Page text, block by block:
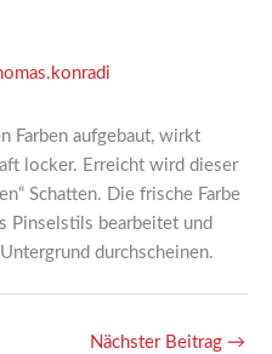
Farben aufgebaut, wirkt
locker. Erreicht wird dieser
Schatten. Die frische Farbe
Pinselstils bearbeitet und
durchscheinen.
Nächster Beitrag →